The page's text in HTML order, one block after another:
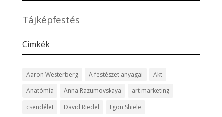
Tájképfestés
Cimkék
Aaron Westerberg A festészet anyagai
Akt
Anatómia
Anna Razumovskaya
art marketing
csendélet
David Riedel
Egon Shiele